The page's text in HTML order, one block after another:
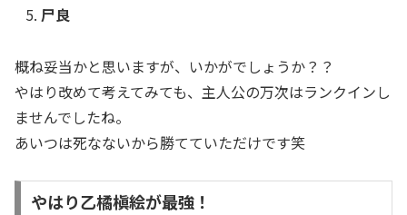
尸良
概ね妥当かと思いますが、いかがでしょうか？？
やはり改めて考えてみても、主人公の万次はランクインし
ませんでしたね。
あいつは死なないから勝てていただけです笑
やはり乙橘槇絵が最強！